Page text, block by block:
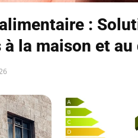
:
à la maison et